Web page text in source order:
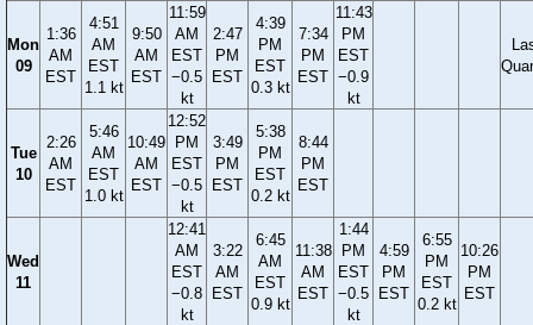
Mon
09
1:36
AM
EST
4:51
AM
EST
1.1 kt
9:50
AM
EST
11:59
AM
EST
−0.5
kt
2:47
PM
EST
4:39
PM
EST
0.3 kt
7:34
PM
EST
11:43
PM
EST
−0.9
kt
Tue
10
2:26
AM
EST
5:46
AM
EST
1.0 kt
10:49
AM
EST
12:52
PM
EST
−0.5
kt
3:49
PM
EST
5:38
PM
EST
0.2 kt
8:44
PM
EST
Wed
11
12:41
AM
EST
−0.8
kt
3:22
AM
EST
6:45
AM
EST
0.9 kt
11:38
AM
EST
1:44
PM
EST
−0.5
kt
4:59
PM
EST
6:55
PM
EST
0.2 kt
10:26
PM
EST